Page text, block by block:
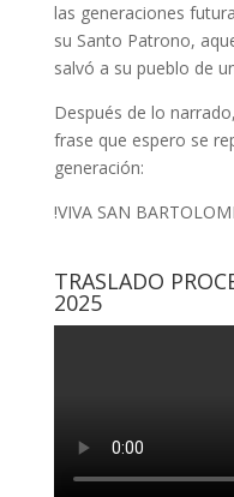
las generaciones
su Santo Patrono,
salvó a su pueblo de
Después de lo
frase que espero se
generación:
!VIVA SAN
TRASLADO
2025